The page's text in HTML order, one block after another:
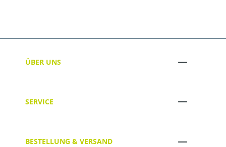
ÜBER UNS
SERVICE
BESTELLUNG & VERSAND